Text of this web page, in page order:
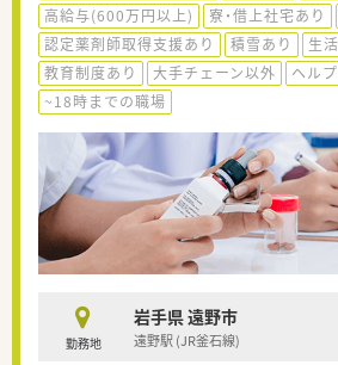
高給与(600万円以上)
寮・借上社宅あり
認定薬剤師取得支援あり
積雪あり
生
教育制度あり
大手チェーン以外 ヘル
~18時までの職場
勤務地
岩手県 遠野市
遠野駅 (JR釜石線)